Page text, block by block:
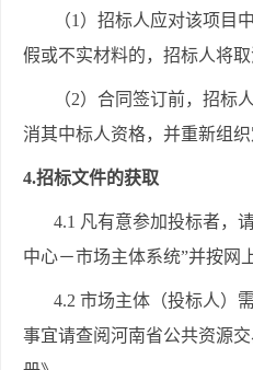
（1）招标人应对该项目
假或不实材料的，招标人将
（2）合同签订前，招标
消其中标人资格，并重新组织
4.招标文件的获取
4.1 凡有意参加投标者，
中心－市场主体系统”并按网
4.2 市场主体（投标人）
事宜请查阅河南省公共资源